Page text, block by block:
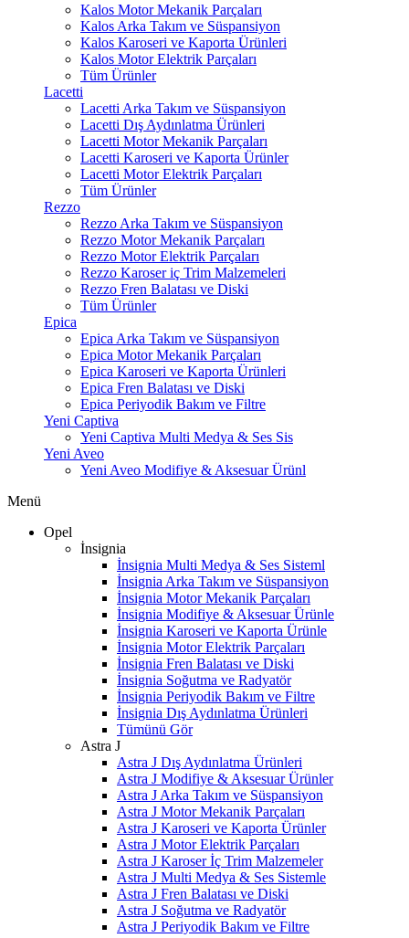
Kalos Motor Mekanik Parçaları
Kalos Arka Takım ve Süspansiyon
Kalos Karoseri ve Kaporta Ürünleri
Kalos Motor Elektrik Parçaları
Tüm Ürünler
Lacetti
Lacetti Arka Takım ve Süspansiyon
Lacetti Dış Aydınlatma Ürünleri
Lacetti Motor Mekanik Parçaları
Lacetti Karoseri ve Kaporta Ürünler
Lacetti Motor Elektrik Parçaları
Tüm Ürünler
Rezzo
Rezzo Arka Takım ve Süspansiyon
Rezzo Motor Mekanik Parçaları
Rezzo Motor Elektrik Parçaları
Rezzo Karoser iç Trim Malzemeleri
Rezzo Fren Balatası ve Diski
Tüm Ürünler
Epica
Epica Arka Takım ve Süspansiyon
Epica Motor Mekanik Parçaları
Epica Karoseri ve Kaporta Ürünleri
Epica Fren Balatası ve Diski
Epica Periyodik Bakım ve Filtre
Yeni Captiva
Yeni Captiva Multi Medya & Ses Sis
Yeni Aveo
Yeni Aveo Modifiye & Aksesuar Ürünl
Menü
Opel
İnsignia
İnsignia Multi Medya & Ses Sisteml
İnsignia Arka Takım ve Süspansiyon
İnsignia Motor Mekanik Parçaları
İnsignia Modifiye & Aksesuar Ürünle
İnsignia Karoseri ve Kaporta Ürünle
İnsignia Motor Elektrik Parçaları
İnsignia Fren Balatası ve Diski
İnsignia Soğutma ve Radyatör
İnsignia Periyodik Bakım ve Filtre
İnsignia Dış Aydınlatma Ürünleri
Tümünü Gör
Astra J
Astra J Dış Aydınlatma Ürünleri
Astra J Modifiye & Aksesuar Ürünler
Astra J Arka Takım ve Süspansiyon
Astra J Motor Mekanik Parçaları
Astra J Karoseri ve Kaporta Ürünler
Astra J Motor Elektrik Parçaları
Astra J Karoser İç Trim Malzemeler
Astra J Multi Medya & Ses Sistemle
Astra J Fren Balatası ve Diski
Astra J Soğutma ve Radyatör
Astra J Periyodik Bakım ve Filtre